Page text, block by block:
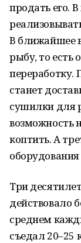
продать его.
В ближайшее
рыбу, то есть
станет
сушилки для
возможность
коптить. А
Три
действовало
среднем
съедал 20–25